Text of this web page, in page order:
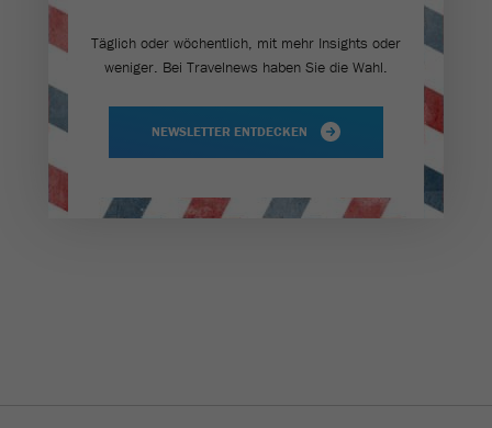
Täglich oder wöchentlich, mit mehr Insights oder
weniger. Bei Travel­news haben Sie die Wahl.
NEWSLETTER ENTDECKEN